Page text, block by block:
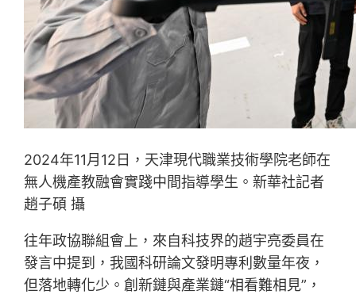
2024年11月12日，天津現代職業技術學院老師在
無人機產教融會實踐中間指導學生。新華社記者
趙子碩 攝
往年政協聯組會上，來自科技界的趙宇亮委員在
發言中提到，我國科研論文發明專利數量年夜，
但落地轉化少。創新鏈與產業鏈“相看難相見”，